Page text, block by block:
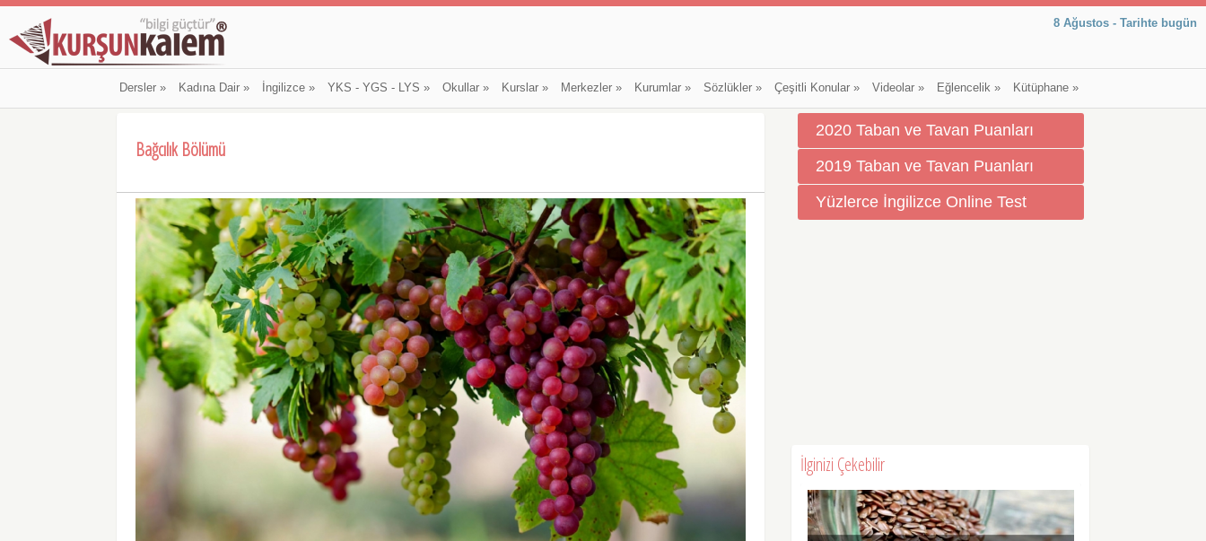
8 Ağustos - Tarihte bugün
Dersler» Kadına Dair» İngilizce» YKS - YGS - LYS » Okullar» Kurslar» Merkezler» Kurumlar» Sözlükler» Çeşitli Konular» Videolar» Eğlencelik» Kütüphane»
Bağcılık Bölümü
2020 Taban ve Tavan Puanları
2019 Taban ve Tavan Puanları
Yüzlerce İngilizce Online Test
İlginizi Çekebilir